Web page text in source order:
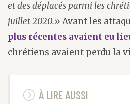
et des déplacés parmi les
juillet 2020.» Avant les
plus récentes avaient eu
chrétiens avaient perdu la
À LIRE AUSSI